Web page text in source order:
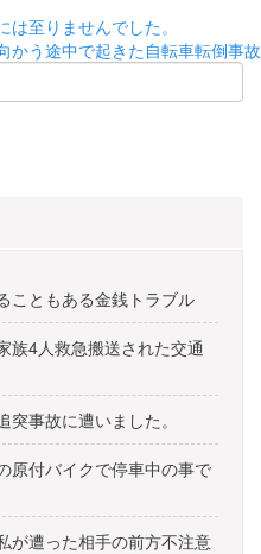
至りませんでした。
かう途中で起きた自転車転倒事故
こともある金銭トラブル
族4人救急搬送された交通
事故に遭いました。
原付バイクで停車中の事で
が遭った相手の前方不注意